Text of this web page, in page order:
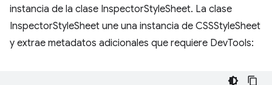
instancia de la clase InspectorStyleSheet. La clase
InspectorStyleSheet une una instancia de CSSStyleSheet
y extrae metadatos adicionales que requiere DevTools: